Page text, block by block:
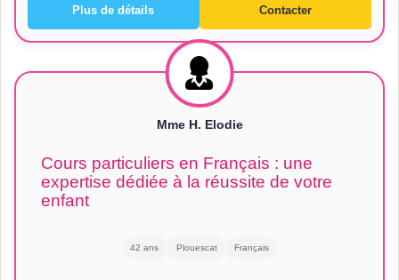
Plus de détails Contacter
Mme H. Elodie
Cours particuliers en Français : une
expertise dédiée à la réussite de votre
enfant
42 ans Plouescat Français